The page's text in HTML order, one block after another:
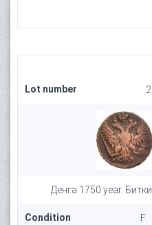
Lot number
Денга 1750 year.
Condition F